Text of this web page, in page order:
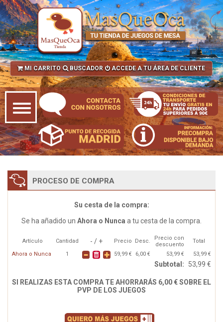
MI CARRITO BUSCADOR ACCEDE A TU ÁREA DE CLIENTE
PROCESO DE COMPRA
Su cesta de la compra:
Se ha añadido un Ahora o Nunca a tu cesta de la compra.
Artículo Cantidad - / + Precio Desc.
Precio con
descuento
Total
Ahora o Nunca
1 59,99 € 6,00 € 53,99 € 53,99 €
Subtotal: 53,99 €
SI REALIZAS ESTA COMPRA TE AHORRARÁS 6,00 € SOBRE EL
PVP DE LOS JUEGOS